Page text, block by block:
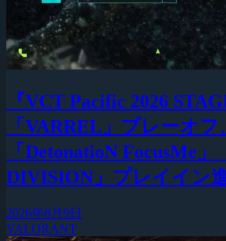
『VCT Pacific 2026
「VARREL」プレーオフ
「DetonatioN FocusMe」
DIVISION」プレイイン
2026年8月9日
VALORANT